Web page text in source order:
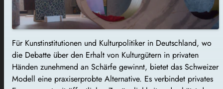
Für Kunstinstitutionen und Kulturpolitiker in Deutschland, wo
die Debatte über den Erhalt von Kulturgütern in privaten
Händen zunehmend an Schärfe gewinnt, bietet das Schweizer
Modell eine praxiserprobte Alternative. Es verbindet privates